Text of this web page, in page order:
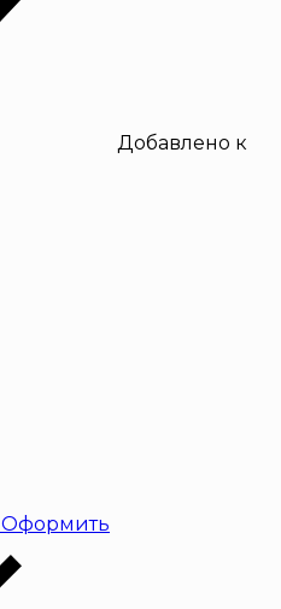
Добавлено к
Оформить